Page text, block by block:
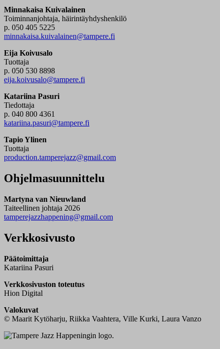
Minnakaisa Kuivalainen
Toiminnanjohtaja, häirintäyhdyshenkilö
p. 050 405 5225
minnakaisa.kuivalainen@tampere.fi
Eija Koivusalo
Tuottaja
p. 050 530 8898
eija.koivusalo@tampere.fi
Katariina Pasuri
Tiedottaja
p. 040 800 4361
katariina.pasuri@tampere.fi
Tapio Ylinen
Tuottaja
production.tamperejazz@gmail.com
Ohjelmasuunnittelu
Martyna van Nieuwland
Taiteellinen johtaja 2026
tamperejazzhappening@gmail.com
Verkkosivusto
Päätoimittaja
Katariina Pasuri
Verkkosivuston toteutus
Hion Digital
Valokuvat
© Maarit Kytöharju, Riikka Vaahtera, Ville Kurki, Laura Vanzo